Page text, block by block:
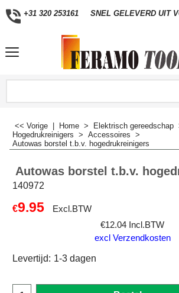
+31 320 253161 SNEL GELEVERD UIT
<< Vorige Home > Elektrisch gereedschap
Hogedrukreinigers > Accessoires >
Autowas borstel t.b.v. hogedrukreinigers
Autowas borstel t.b.v.
140972
€9.95
Excl.BTW
€12.04 Incl.BTW
excl Verzendkosten
Levertijd: 1-3 dagen